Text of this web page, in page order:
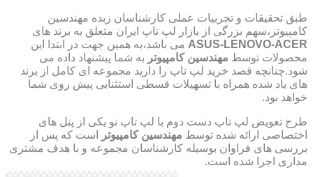
طبق تحقیقات و تجربیات عملی کارشناسان زبده مهندسین
کامپیوتر،سهم بزرگی از بازار لپ تاپ ایران متعلق به برند های
ASUS-LENOVO-ACER می باشد،به همین جهت در ابتدا این
محصولات توسط مهندسین کامپیوتر به شما پیشنهاد داده می
شود.چنانچه قصد خرید لپ تاپ را دارید مجموعه ای کامل از برند
های یاد شده همراه با تسهیلات قسطی استثنایی پیش روی شما
خواهد بود.
طرح تعویض لپ تاپ دست دوم با لپ تاپ نو یکی از پنل های
اختصاصی ارائه شده توسط مهندسین کامپیوتر
است که پس از
بررسی های فراوان بوسیله کارشناسان مجموعه و با هدف مشتری
مداری اجرا شده است.